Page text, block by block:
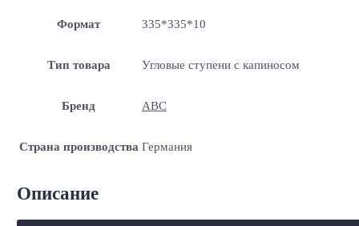
Формат 335*335*10
Тип товара Угловые ступени с капиносом
Бренд ABC
Страна производства Германия
Описание